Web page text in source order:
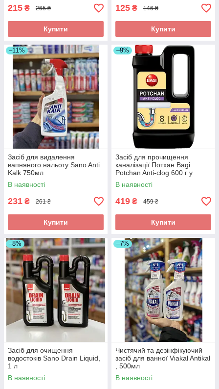
215 ₴ 265 ₴
Купити
125 ₴ 146 ₴
Купити
–11%
Засіб для видалення
вапняного нальоту Sano Anti
Kalk 750мл
В наявності
231 ₴ 261 ₴
Купити
–9%
Засіб для прочищення
каналізації Потхан Bagi
Potchan Anti-clog 600 г у
гранулах
В наявності
419 ₴ 459 ₴
Купити
–8%
Засіб для очищення
водостоків Sano Drain Liquid,
1 л
В наявності
–7%
Чистячий та дезінфікуючий
засіб для ванної Viakal Antikal
, 500мл
В наявності